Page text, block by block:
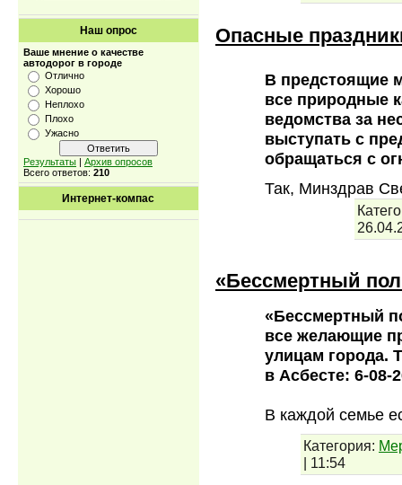
Наш опрос
Ваше мнение о качестве
автодорог в городе
Отлично
Хорошо
Неплохо
Плохо
Ужасно
Результаты | Архив опросов
Всего ответов: 210
Интернет-компас
Опасные
В предстоящие
все природные
ведомства за
выступать с
обращаться с
Так, Минздрав
«Бессмертный
«Бессмертный
все желающие
улицам города.
в Асбесте: 6-08-
В каждой семье
Категория:
| 11:54